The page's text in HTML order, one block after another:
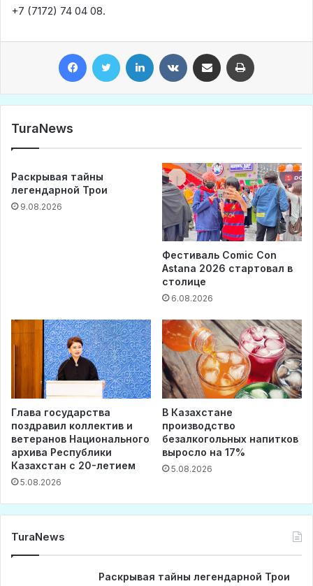
+7 (7172) 74 04 08.
TuraNews
Раскрывая тайны
легендарной Трои
9.08.2026
Фестиваль Comic Con
Astana 2026 стартовал в
столице
6.08.2026
Глава государства
поздравил коллектив и
ветеранов Национального
архива Республики
Казахстан с 20-летием
5.08.2026
В Казахстане
производство
безалкогольных напитков
выросло на 17%
5.08.2026
TuraNews
Раскрывая тайны легендарной Трои